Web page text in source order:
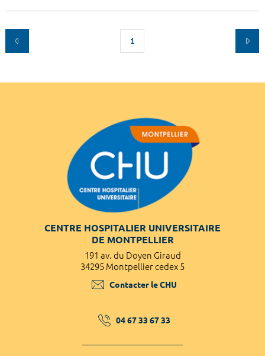
1
CENTRE HOSPITALIER UNIVERSITAIRE
DE MONTPELLIER
191 av. du Doyen Giraud
34295 Montpellier cedex 5
Contacter le CHU
04 67 33 67 33